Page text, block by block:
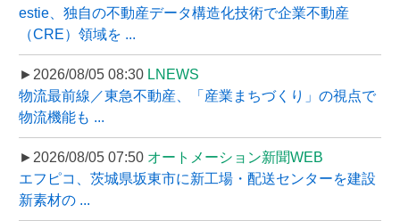
estie、独自の不動産データ構造化技術で企業不動産
（CRE）領域を ...
►2026/08/05 08:30 LNEWS
物流最前線／東急不動産、「産業まちづくり」の視点で
物流機能も ...
►2026/08/05 07:50 オートメーション新聞WEB
エフピコ、茨城県坂東市に新工場・配送センターを建設
新素材の ...